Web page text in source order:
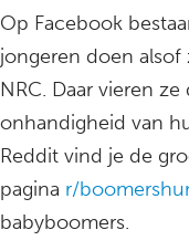
Op Facebook
jongeren doen alsof
NRC. Daar vieren
onhandigheid van
Reddit vind je de
pagina r/
babyboomers.